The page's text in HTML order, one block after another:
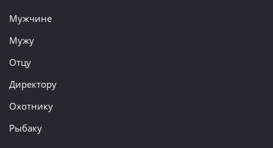
Мужчине
Мужу
Отцу
Директору
Охотнику
Рыбаку